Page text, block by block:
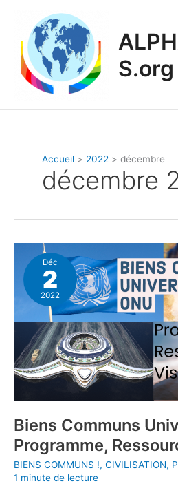
contenu
S.org
Accueil 2022 décembre
décembre
Déc
2
2022
Biens Communs
Programme,
BIENS COMMUNS !, CIVILISATION,
1 minute de lecture